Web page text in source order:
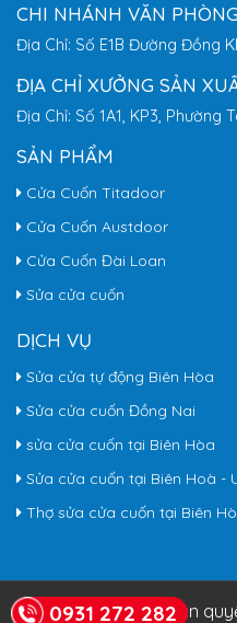
0931 272 282
CHI NHÁNH VĂN PHÒNG
Địa Chỉ: Số E1B Đường Đồng
ĐỊA CHỈ XƯỞNG SẢN
Địa Chỉ: Số 1A1, KP3, Phường
SẢN PHẨM
Cửa Cuốn Titadoor
Cửa Cuốn Austdoor
Cửa Cuốn Đài Loan
Sửa cửa cuốn
DỊCH VỤ
Sửa cửa tự động Biên Hòa
Sửa cửa cuốn Đồng Nai
sửa cửa cuốn tại Biên Hòa
Sửa cửa cuốn tại Biên Hoà -
Thợ sửa cửa cuốn tại Biên
© Copyright 2026. Bản